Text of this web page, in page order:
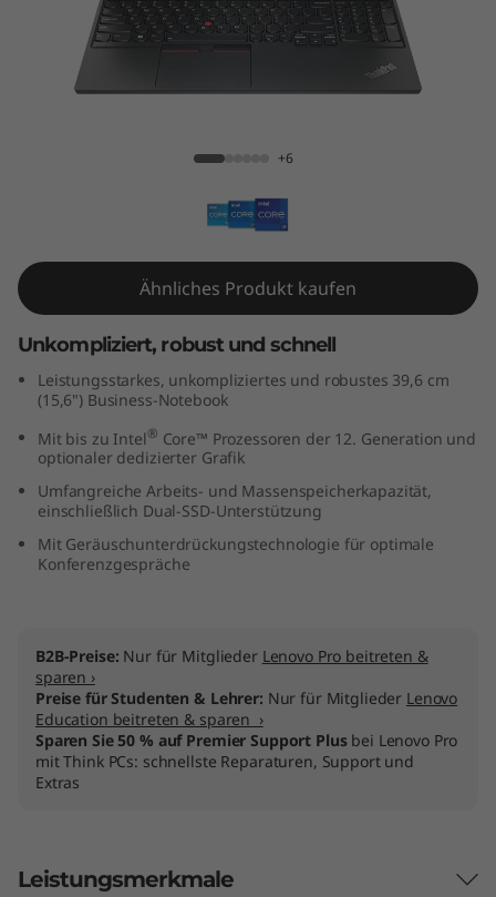
n
e
ThinkPad E15 Gen 4 (15" Intel)
+6
Ähnliches Produkt kaufen
Unkompliziert, robust und schnell
Leistungsstarkes, unkompliziertes und robustes 39,6 cm
(15,6") Business-Notebook
Mit bis zu Intel® Core™ Prozessoren der 12. Generation und
optionaler dedizierter Grafik
Umfangreiche Arbeits- und Massenspeicherkapazität,
einschließlich Dual-SSD-Unterstützung
Mit Geräuschunterdrückungstechnologie für optimale
Konferenzgespräche
B2B-Preise: Nur für Mitglieder Lenovo Pro beitreten &
sparen ›
Preise für Studenten & Lehrer: Nur für Mitglieder Lenovo
Education beitreten & sparen ›
Sparen Sie 50 % auf Premier Support Plusbei Lenovo Pro
mit Think PCs: schnellste Reparaturen, Support und
Extras
Leistungsmerkmale